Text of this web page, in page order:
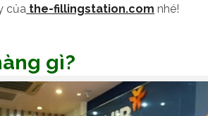
của the-fillingstation.com nhé!
gì?